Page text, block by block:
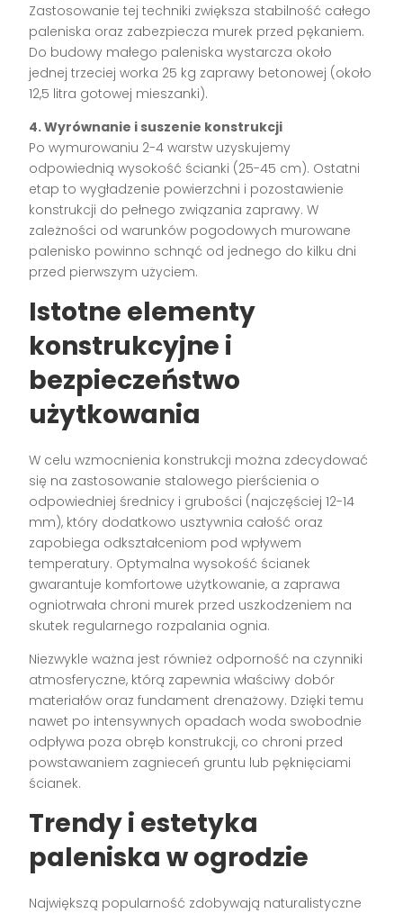
Zastosowanie tej techniki zwiększa stabilność całego
paleniska oraz zabezpiecza murek przed pękaniem.
Do budowy małego paleniska wystarcza około
jednej trzeciej worka 25 kg zaprawy betonowej (około
12,5 litra gotowej mieszanki).
4. Wyrównanie i suszenie konstrukcji
Po wymurowaniu 2-4 warstw uzyskujemy
odpowiednią wysokość ścianki (25-45 cm). Ostatni
etap to wygładzenie powierzchni i pozostawienie
konstrukcji do pełnego związania zaprawy. W
zależności od warunków pogodowych murowane
palenisko powinno schnąć od jednego do kilku dni
przed pierwszym użyciem.
Istotne elementy
konstrukcyjne i
bezpieczeństwo
użytkowania
W celu wzmocnienia konstrukcji można zdecydować
się na zastosowanie stalowego pierścienia o
odpowiedniej średnicy i grubości (najczęściej 12-14
mm), który dodatkowo usztywnia całość oraz
zapobiega odkształceniom pod wpływem
temperatury. Optymalna wysokość ścianek
gwarantuje komfortowe użytkowanie, a zaprawa
ogniotrwała chroni murek przed uszkodzeniem na
skutek regularnego rozpalania ognia.
Niezwykle ważna jest również odporność na czynniki
atmosferyczne, którą zapewnia właściwy dobór
materiałów oraz fundament drenażowy. Dzięki temu
nawet po intensywnych opadach woda swobodnie
odpływa poza obręb konstrukcji, co chroni przed
powstawaniem zagnieceń gruntu lub pęknięciami
ścianek.
Trendy i estetyka
paleniska w ogrodzie
Największą popularność zdobywają naturalistyczne